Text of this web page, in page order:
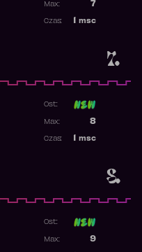
7.
7
Max:
msc
Czas:
8.
Ost:
8
Max:
msc
Czas:
Ost:
9
Max: